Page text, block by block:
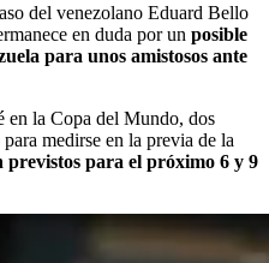
del venezolano Eduard Bello
en duda por un posible
para unos amistosos ante
en la Copa del Mundo, dos
medirse en la previa de la
previstos para el próximo 6 y 9